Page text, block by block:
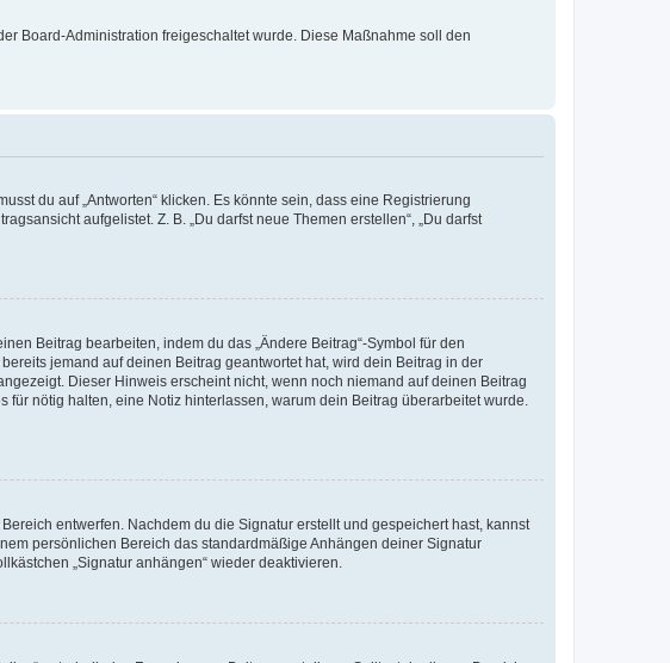
Board-Administration freigeschaltet wurde. Diese Maßnahme soll den
du auf „Antworten“ klicken. Es könnte sein, dass eine Registrierung
aufgelistet. Z. B. „Du darfst neue Themen erstellen“, „Du darfst
Beitrag bearbeiten, indem du das „Ändere Beitrag“-Symbol für den
jemand auf deinen Beitrag geantwortet hat, wird dein Beitrag in der
Dieser Hinweis erscheint nicht, wenn noch niemand auf deinen Beitrag
nötig halten, eine Notiz hinterlassen, warum dein Beitrag überarbeitet wurde.
entwerfen. Nachdem du die Signatur erstellt und gespeichert hast, kannst
persönlichen Bereich das standardmäßige Anhängen deiner Signatur
„Signatur anhängen“ wieder deaktivieren.